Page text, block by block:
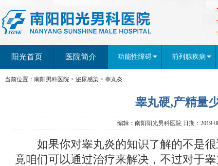
阳光首页 医院简介 功能性障碍 前列腺疾病
当前位置： 南阳男科医院 > 泌尿感染 > 睾丸炎
睾丸硬,产精量
编辑：南阳阳光男科医院 日期：2019-
如果你对睾丸炎的知识了解的不是很
竟咱们可以通过治疗来解决，不过对于